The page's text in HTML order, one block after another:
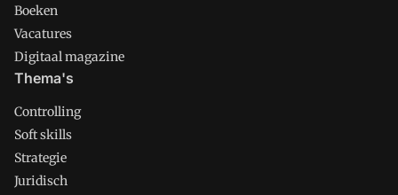
Boeken
Vacatures
Digitaal magazine
Thema's
Controlling
Soft skills
Strategie
Juridisch